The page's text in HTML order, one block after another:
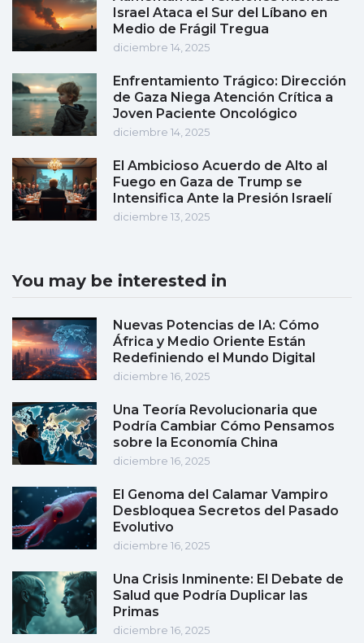
Israel Ataca el Sur del Líbano en
Medio de Frágil Tregua
diciembre 14, 2025
Enfrentamiento Trágico: Dirección
de Gaza Niega Atención Crítica a
Joven Paciente Oncológico
diciembre 14, 2025
El Ambicioso Acuerdo de Alto al
Fuego en Gaza de Trump se
Intensifica Ante la Presión Israelí
diciembre 13, 2025
You may be interested in
Nuevas Potencias de IA: Cómo
África y Medio Oriente Están
Redefiniendo el Mundo Digital
diciembre 16, 2025
Una Teoría Revolucionaria que
Podría Cambiar Cómo Pensamos
sobre la Economía China
diciembre 16, 2025
El Genoma del Calamar Vampiro
Desbloquea Secretos del Pasado
Evolutivo
diciembre 16, 2025
Una Crisis Inminente: El Debate de
Salud que Podría Duplicar las
Primas
diciembre 16, 2025